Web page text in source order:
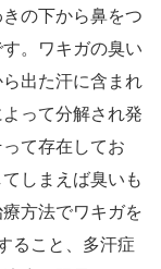
の下から鼻をつ
。ワキガの臭い
出た汗に含まれ
って分解され発
て存在してお
しまえば臭いも
方法でワキガを
ること、多汗症